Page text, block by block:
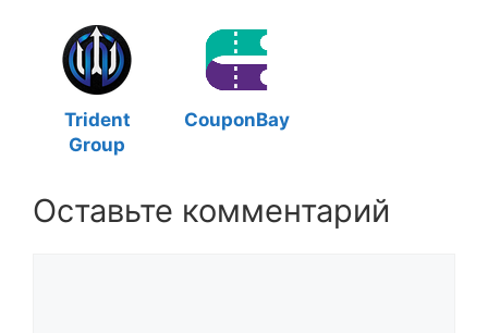
Trident
Group
CouponBay
Оставьте комментарий